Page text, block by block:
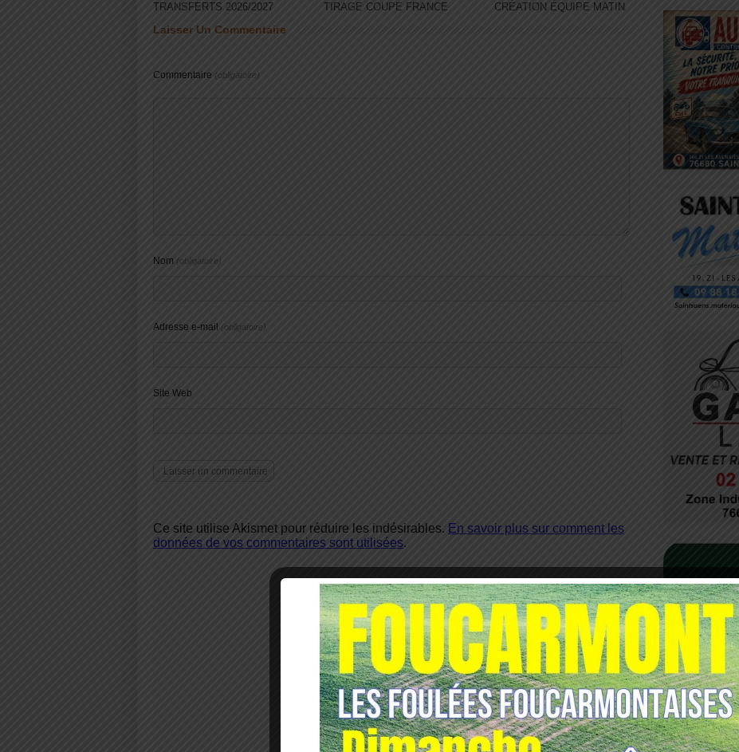
TRANSFERTS 2026/2027 TIRAGE COUPE FRANCE CRÉATION ÉQUIPE MATIN
Laisser Un Commentaire
Commentaire (obligatoire)
Nom (obligatoire)
Adresse e-mail (obligatoire)
Site Web
Ce site utilise Akismet pour réduire les indésirables. En savoir plus sur comment les
données de vos commentaires sont utilisées.